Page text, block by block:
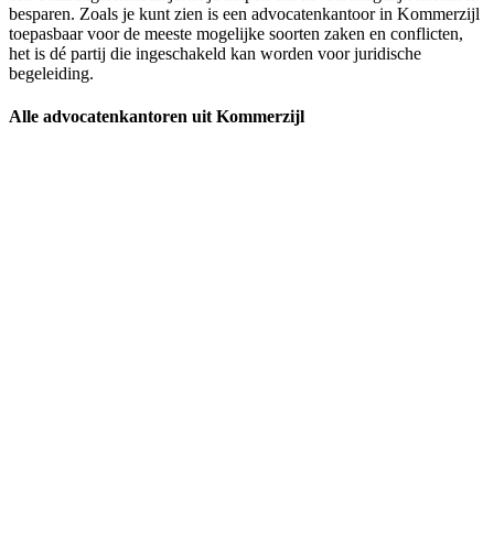
besparen. Zoals je kunt zien is een advocatenkantoor in Kommerzijl
toepasbaar voor de meeste mogelijke soorten zaken en conflicten,
het is dé partij die ingeschakeld kan worden voor juridische
begeleiding.
Alle advocatenkantoren uit Kommerzijl